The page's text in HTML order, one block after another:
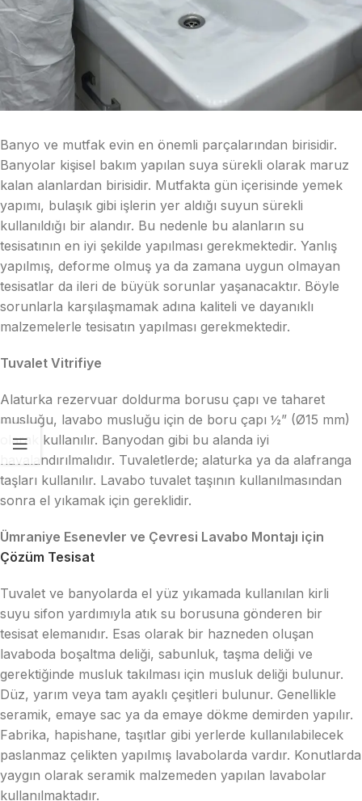
Banyo ve mutfak evin en önemli parçalarından birisidir.
Banyolar kişisel bakım yapılan suya sürekli olarak maruz
kalan alanlardan birisidir. Mutfakta gün içerisinde yemek
yapımı, bulaşık gibi işlerin yer aldığı suyun sürekli
kullanıldığı bir alandır. Bu nedenle bu alanların su
tesisatının en iyi şekilde yapılması gerekmektedir. Yanlış
yapılmış, deforme olmuş ya da zamana uygun olmayan
tesisatlar da ileri de büyük sorunlar yaşanacaktır. Böyle
sorunlarla karşılaşmamak adına kaliteli ve dayanıklı
malzemelerle tesisatın yapılması gerekmektedir.
Tuvalet Vitrifiye
Alaturka rezervuar doldurma borusu çapı ve taharet
musluğu, lavabo musluğu için de boru çapı ½” (Ø15 mm)
olarak kullanılır. Banyodan gibi bu alanda iyi
havalandırılmalıdır. Tuvaletlerde; alaturka ya da alafranga
taşları kullanılır. Lavabo tuvalet taşının kullanılmasından
sonra el yıkamak için gereklidir.
Ümraniye Esenevler ve Çevresi Lavabo Montajı için
Çözüm Tesisat
Tuvalet ve banyolarda el yüz yıkamada kullanılan kirli
suyu sifon yardımıyla atık su borusuna gönderen bir
tesisat elemanıdır. Esas olarak bir hazneden oluşan
lavaboda boşaltma deliği, sabunluk, taşma deliği ve
gerektiğinde musluk takılması için musluk deliği bulunur.
Düz, yarım veya tam ayaklı çeşitleri bulunur. Genellikle
seramik, emaye sac ya da emaye dökme demirden yapılır.
Fabrika, hapishane, taşıtlar gibi yerlerde kullanılabilecek
paslanmaz çelikten yapılmış lavabolarda vardır. Konutlarda
yaygın olarak seramik malzemeden yapılan lavabolar
kullanılmaktadır.